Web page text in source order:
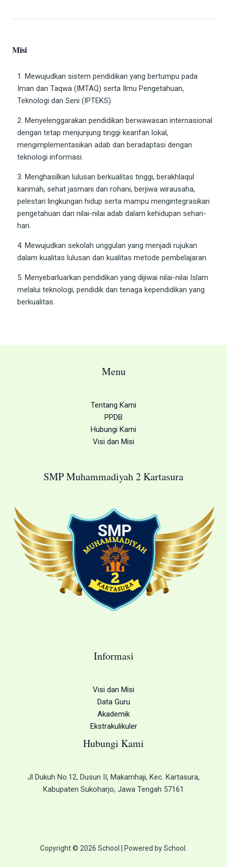
Misi
1. Mewujudkan sistem pendidikan yang bertumpu pada
Iman dan Taqwa (IMTAQ) serta Ilmu Pengetahuan,
Teknologi dan Seni (IPTEKS).
2. Menyelenggarakan pendidikan berwawasan internasional
dengan tetap menjunjung tinggi kearifan lokal,
mengimplementasikan adab dan beradaptasi dengan
teknologi informasi.
3. Menghasilkan lulusan berkualitas tinggi, berakhlaqul
karimah, sehat jasmani dan rohani, berjiwa wirausaha,
pelestari lingkungan hidup serta mampu mengintegrasikan
pengetahuan dan nilai-nilai adab dalam kehidupan sehari-
hari.
4. Mewujudkan sekolah unggulan yang menjadi rujukan
dalam kualitas lulusan dan kualitas metode pembelajaran.
5. Menyebarluarkan pendidikan yang dijiwai nilai-nilai Islam
melalui teknologi, pendidik dan tenaga kependidikan yang
berkualitas.
Menu
Tentang Kami
PPDB
Hubungi Kami
Visi dan Misi
SMP Muhammadiyah 2 Kartasura
Informasi
Visi dan Misi
Data Guru
Akademik
Ekstrakulikuler
Hubungi Kami
Jl Dukuh No.12, Dusun II, Makamhaji, Kec. Kartasura,
Kabupaten Sukoharjo, Jawa Tengah 57161
Copyright © 2026 School | Powered by School.